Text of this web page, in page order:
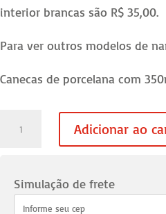
interior brancas são R$ 35,00.
Para ver outros modelos de
Canecas de porcelana com
Adicionar ao
Simulação de frete